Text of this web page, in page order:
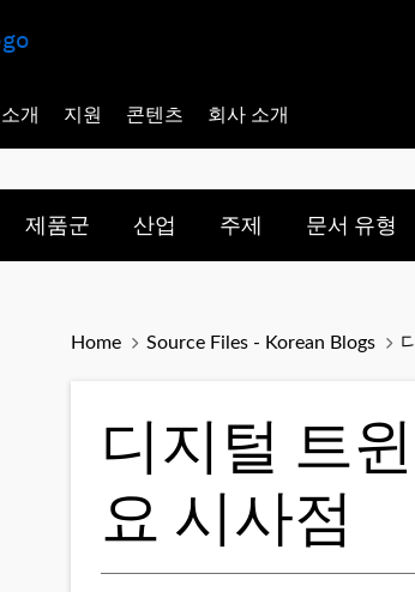
개 지원 콘텐츠 회사 소개
제품군 산업 주제 문서 유형
Home Source Files - Korean Blogs
디지털 트
요 시사점